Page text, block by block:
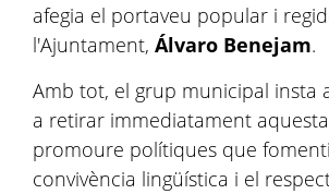
afegia el portaveu popular i
l'Ajuntament, Álvaro Benejam.
Amb tot, el grup municipal insta
a retirar immediatament
promoure polítiques que
convivència lingüística i el